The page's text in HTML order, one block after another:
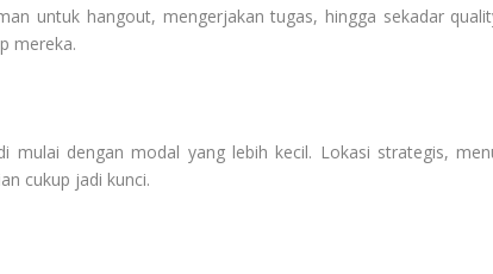
untuk hangout, mengerjakan tugas, hingga sekadar
mereka.
mulai dengan modal yang lebih kecil. Lokasi strategis,
cukup jadi kunci.